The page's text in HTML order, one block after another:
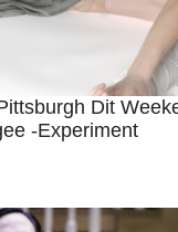
Dit
-experiment